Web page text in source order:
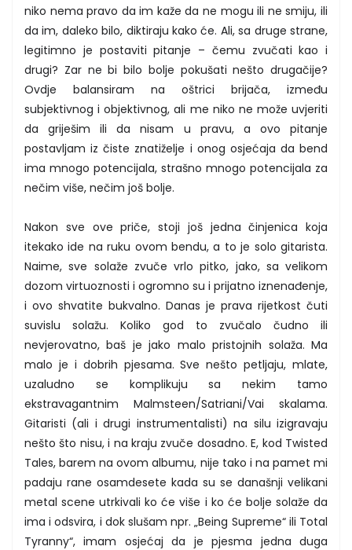
niko nema pravo da im kaže da ne mogu ili ne smiju, ili
da im, daleko bilo, diktiraju kako će. Ali, sa druge strane,
legitimno je postaviti pitanje – čemu zvučati kao i
drugi? Zar ne bi bilo bolje pokušati nešto drugačije?
Ovdje balansiram na oštrici brijača, između
subjektivnog i objektivnog, ali me niko ne može uvjeriti
da griješim ili da nisam u pravu, a ovo pitanje
postavljam iz čiste znatiželje i onog osjećaja da bend
ima mnogo potencijala, strašno mnogo potencijala za
nečim više, nečim još bolje.
Nakon sve ove priče, stoji još jedna činjenica koja
itekako ide na ruku ovom bendu, a to je solo gitarista.
Naime, sve solaže zvuče vrlo pitko, jako, sa velikom
dozom virtuoznosti i ogromno su i prijatno iznenađenje,
i ovo shvatite bukvalno. Danas je prava rijetkost čuti
suvislu solažu. Koliko god to zvučalo čudno ili
nevjerovatno, baš je jako malo pristojnih solaža. Ma
malo je i dobrih pjesama. Sve nešto petljaju, mlate,
uzaludno se komplikuju sa nekim tamo
ekstravagantnim Malmsteen/Satriani/Vai skalama.
Gitaristi (ali i drugi instrumentalisti) na silu izigravaju
nešto što nisu, i na kraju zvuče dosadno. E, kod Twisted
Tales, barem na ovom albumu, nije tako i na pamet mi
padaju rane osamdesete kada su se današnji velikani
metal scene utrkivali ko će više i ko će bolje solaže da
ima i odsvira, i dok slušam npr. „Being Supreme“ ili Total
Tyranny“, imam osjećaj da je pjesma jedna duga